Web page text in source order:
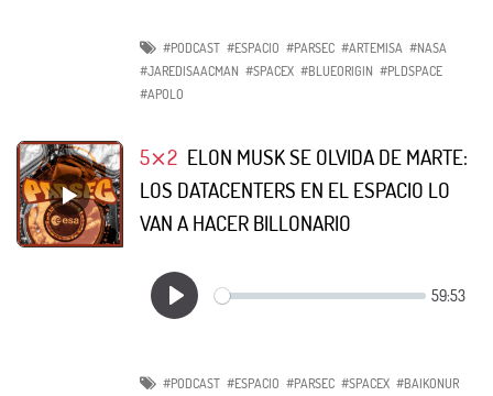
#PODCAST #ESPACIO #PARSEC #ARTEMISA #NASA
#JAREDISAACMAN #SPACEX #BLUEORIGIN #PLDSPACE
#APOLO
5⨯2 ELON MUSK SE OLVIDA DE MARTE:
LOS DATACENTERS EN EL ESPACIO LO
VAN A HACER BILLONARIO
#PODCAST #ESPACIO #PARSEC #SPACEX #BAIKONUR